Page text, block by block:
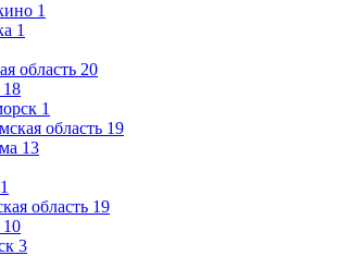
1
1
область 20
18
1
область 19
13
1
область 19
10
3